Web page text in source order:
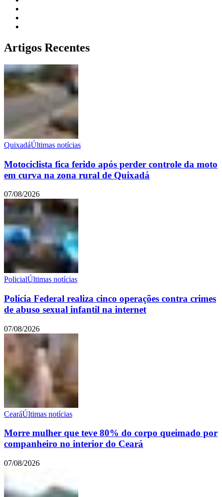
Artigos Recentes
QuixadáÚltimas notícias
Motociclista fica ferido após perder controle da moto
em curva na zona rural de Quixadá
07/08/2026
PolicialÚltimas notícias
Polícia Federal realiza cinco operações contra crimes
de abuso sexual infantil na internet
07/08/2026
CearáÚltimas notícias
Morre mulher que teve 80% do corpo queimado por
companheiro no interior do Ceará
07/08/2026